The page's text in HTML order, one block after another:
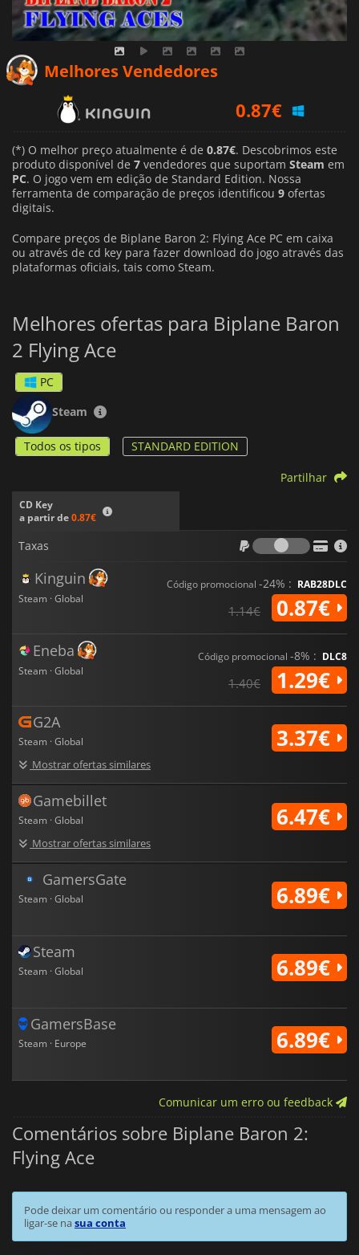
Melhores Vendedores
1.29€
3.37€
(*) O melhor preço atualmente é de 0.87€. Descobrimos este
produto disponível de 7 vendedores que suportam Steam em
PC. O jogo vem em edição de Standard Edition. Nossa
ferramenta de comparação de preços identificou 9 ofertas
digitais.
Compare preços de Biplane Baron 2: Flying Ace PC em caixa
ou através de cd key para fazer download do jogo através das
plataformas oficiais, tais como Steam.
Melhores ofertas para Biplane Baron
2 Flying Ace
PC
Steam
Todos os tipos STANDARD EDITION
CD Key
a partir de0.87€
Partilhar
Taxas
Taxas
Kinguin
Steam · Global
Código promocional -24% : RAB28DLC
1.14€ 0.87€
Eneba
Steam · Global
Código promocional -8% : DLC8
1.40€ 1.29€
G2A
Steam · Global
Mostrar ofertas similares
3.37€
Gamebillet
Steam · Global
Mostrar ofertas similares
6.47€
GamersGate
Steam · Global 6.89€
Steam
Steam · Global 6.89€
GamersBase
Steam · Europe 6.89€
Comunicar um erro ou feedback
Comentários sobre Biplane Baron 2:
Flying Ace
Pode deixar um comentário ou responder a uma mensagem ao
ligar-se nasua conta